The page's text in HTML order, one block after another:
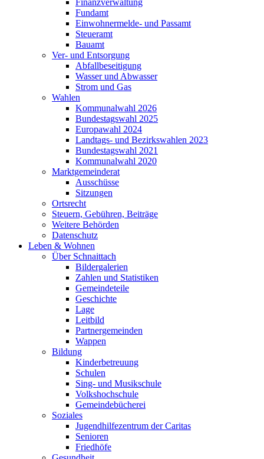
Finanzverwaltung
Fundamt
Einwohnermelde- und Passamt
Steueramt
Bauamt
Ver- und Entsorgung
Abfallbeseitigung
Wasser und Abwasser
Strom und Gas
Wahlen
Kommunalwahl 2026
Bundestagswahl 2025
Europawahl 2024
Landtags- und Bezirkswahlen 2023
Bundestagswahl 2021
Kommunalwahl 2020
Marktgemeinderat
Ausschüsse
Sitzungen
Ortsrecht
Steuern, Gebühren, Beiträge
Weitere Behörden
Datenschutz
Leben & Wohnen
Über Schnaittach
Bildergalerien
Zahlen und Statistiken
Gemeindeteile
Geschichte
Lage
Leitbild
Partnergemeinden
Wappen
Bildung
Kinderbetreuung
Schulen
Sing- und Musikschule
Volkshochschule
Gemeindebücherei
Soziales
Jugendhilfezentrum der Caritas
Senioren
Friedhöfe